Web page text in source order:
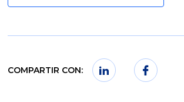
COMPARTIR CON: